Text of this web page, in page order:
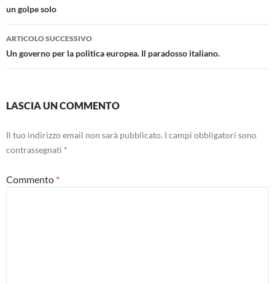
articolo
un golpe solo
ARTICOLO SUCCESSIVO
Un governo per la politica europea. Il paradosso italiano.
LASCIA UN COMMENTO
Il tuo indirizzo email non sarà pubblicato. I campi obbligatori sono
contrassegnati *
Commento *